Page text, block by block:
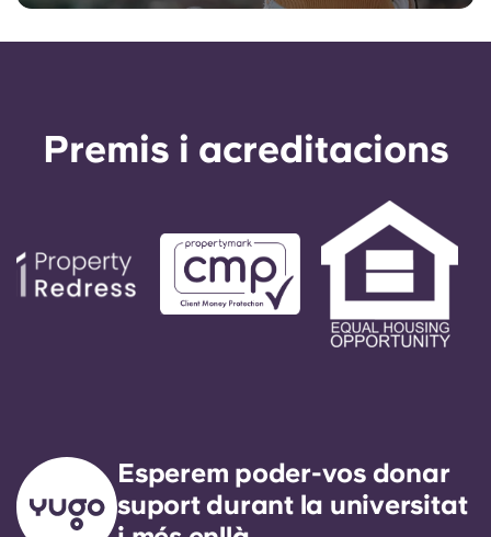
Premis i acreditacions
Esperem poder-vos donar
suport durant la universitat